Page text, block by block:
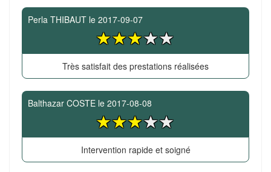
Perla THIBAUT le 2017-09-07
Très satisfait des prestations réalisées
Balthazar COSTE le 2017-08-08
Intervention rapide et soigné